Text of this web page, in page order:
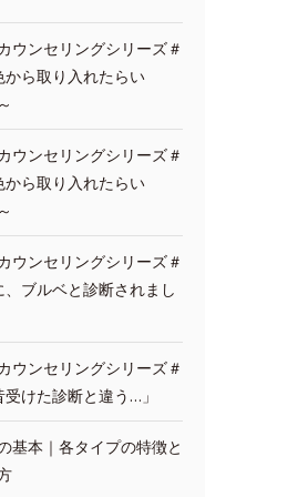
ウンセリングシリーズ＃
ら取り入れたらい
ウンセリングシリーズ＃
ら取り入れたらい
ウンセリングシリーズ＃
ブルベと診断されまし
ウンセリングシリーズ＃
けた診断と違う…」
基本｜各タイプの特徴と